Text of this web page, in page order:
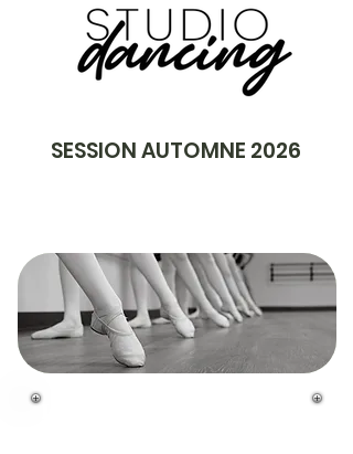
SESSION AUTOMNE 2026